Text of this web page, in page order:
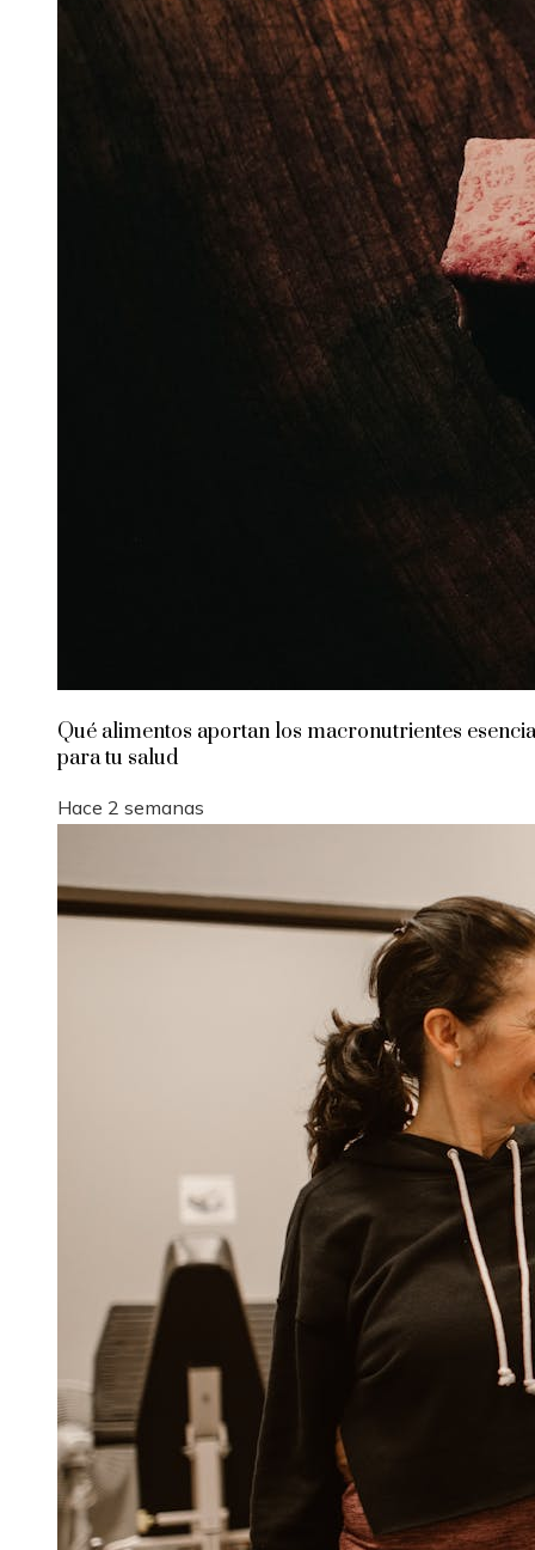
Qué alimentos aportan los macronutrientes
para tu salud
Hace 2 semanas